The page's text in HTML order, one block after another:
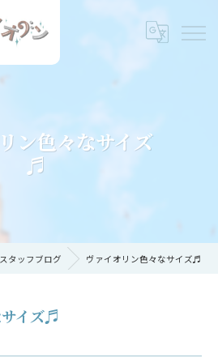
ン色々なサイズ
♬
スタッフブログ ヴァイオリン色々なサイズ♬
サイズ♬